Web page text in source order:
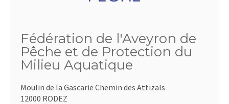
Fédération de l'Aveyron de
Pêche et de Protection du
Milieu Aquatique
Moulin de la Gascarie Chemin des Attizals
12000 RODEZ